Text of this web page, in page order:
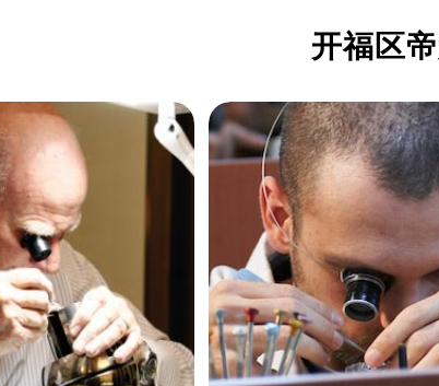
黑龙江省牡丹江市东安区太平路帝舵售后服务中心（需
黑龙江省七台河市桃山区大同街帝舵售后服务中心（需
黑龙江省双鸭山市尖山区新兴大街帝舵售后服务中心（
黑龙江省绥化市北林区新华街与康庄路交叉口帝舵售后
黑龙江省伊春市伊美区通河路帝舵售后服务中心（需提前
吉林省白城市洮北区明仁南街帝舵售后服务中心（需提前
吉林省白山市浑江区浑江大街帝舵售后服务中心（需提
吉林省吉林市船营区河南街帝舵售后服务中心（需提前
吉林省辽源市龙山区人民大街帝舵售后服务中心（需提
吉林省梅河口市新华街道梅河大街帝舵售后服务中心（需
吉林省四平市铁东区紫气大路与南九经街交汇处帝舵售
开福区